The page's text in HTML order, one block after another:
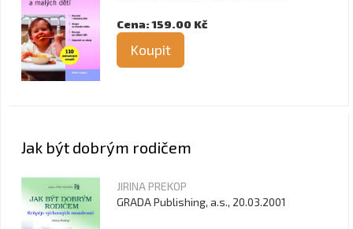
Cena: 159.00 Kč
Koupit
Jak být dobrým rodičem
JIRINA PREKOP
GRADA Publishing, a.s., 20.03.2001